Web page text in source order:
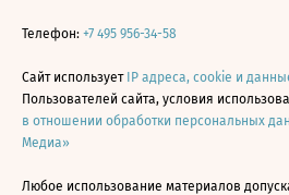
Телефон: +7 495 956-34-58
Сайт использует IP адреса, cookie и
Пользователей сайта, условия
в отношении обработки персональных
Медиа»
Любое использование материалов